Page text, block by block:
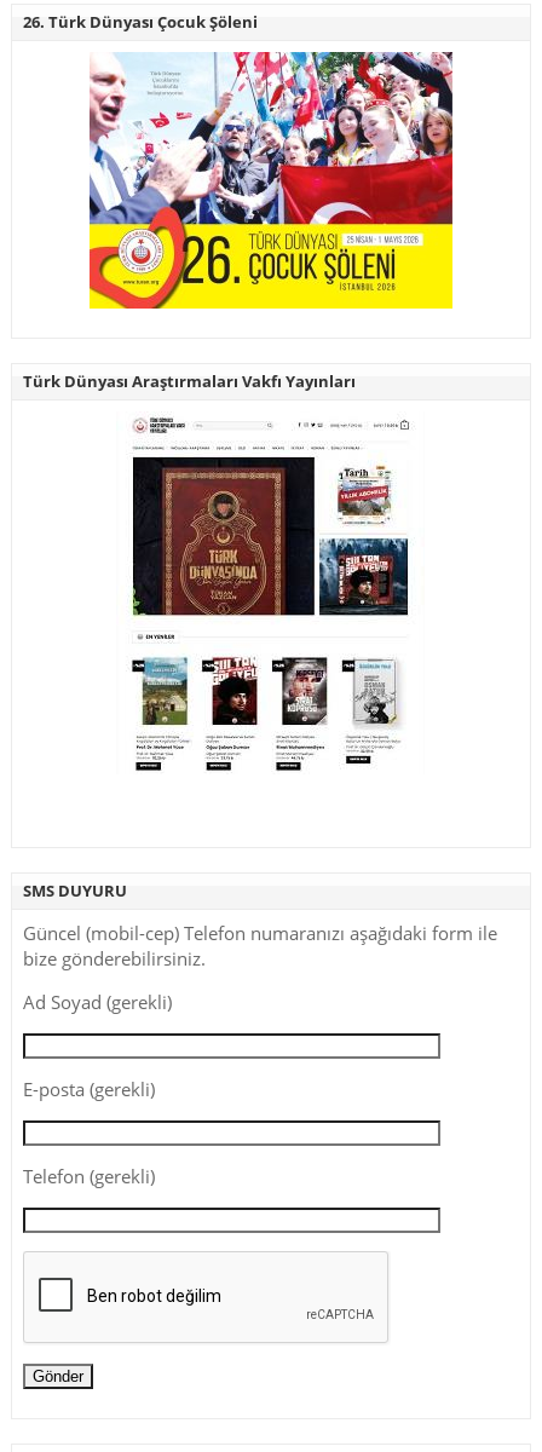
26. Türk Dünyası Çocuk Şöleni
Türk Dünyası Araştırmaları Vakfı Yayınları
SMS DUYURU
Güncel (mobil-cep) Telefon numaranızı aşağıdaki form ile
bize gönderebilirsiniz.
Ad Soyad (gerekli)
E-posta (gerekli)
Telefon (gerekli)